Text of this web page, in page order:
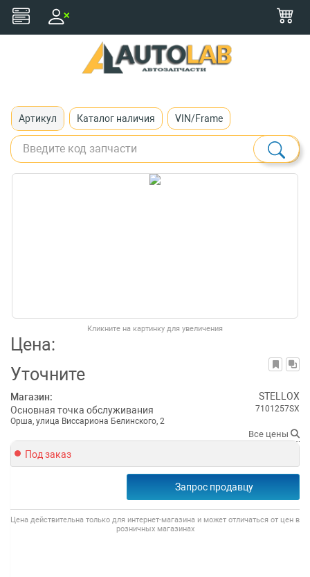
Артикул Каталог наличия VIN/Frame
Кликните на картинку для увеличения
Цена:
Уточните
Магазин:
Основная точка обслуживания
Орша, улица Виссариона Белинского, 2
STELLOX
7101257SX
Все цены
Под заказ
Запрос продавцу
Цена действительна только для интернет-магазина и может отличаться от цен в
розничных магазинах